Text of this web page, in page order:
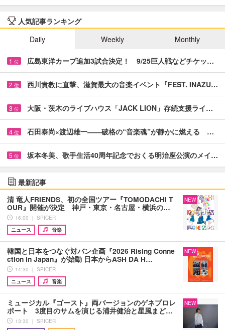
人気記事ランキング
Daily
Weekly Monthly
1 位 広島東洋カープ追加3試合決定！ 9/25巨人戦などチケッ…
2 位 西川貴教に直撃、滋賀最大の音楽イベント『FEST. INAZU…
3 位 大阪・茨木のライブハウス「JACK LION」存続支援ライ…
4 位 石田泰尚×渡辺雄一――破格の“音楽魂”が静かに燃える …
5 位 坂本冬美、歌手生活40周年記念でおくる明治座公演のメイ…
最新記事
清 竜人FRIENDS、初の全国ツアー『TOMODACHI T
OUR』開催が決定 神戸・東京・名古屋・横浜の…
16:00 ｜ SPICER
ニュース
音楽
NEW
韓国と日本をつなぐ対バン企画『2026 Rising Conne
ction in Japan』が始動 日本からASH DA H…
14:30 ｜ SPICER
ニュース
音楽
NEW
ミュージカル『ゴースト』両バージョンのゲネプロレ
ポート 3度目のサムを演じる浦井健治と星風まど…
13:30 ｜ SPICER
NEW